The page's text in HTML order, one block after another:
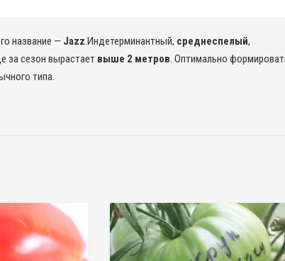
название — Jazz.Индетерминантный, среднеспелый,
за сезон вырастает выше 2 метров. Оптимально
типа.